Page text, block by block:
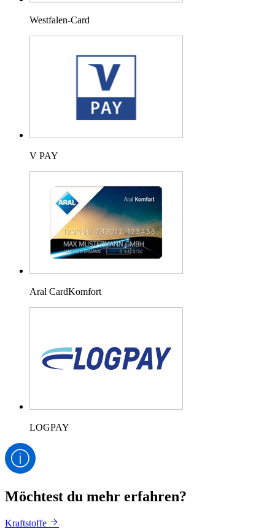
Westfalen-Card
V PAY
Aral CardKomfort
LOGPAY
Möchtest du mehr erfahren?
Kraftstoffe